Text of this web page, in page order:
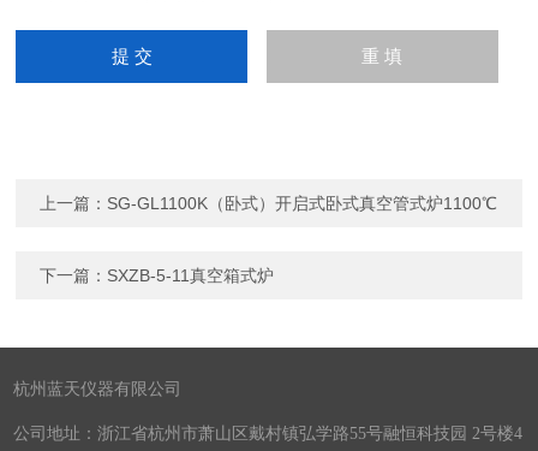
上一篇： SG-GL1100K（卧式）开启式卧式真空管式炉1100℃
下一篇： SXZB-5-11真空箱式炉
杭州蓝天仪器有限公司
公司地址：浙江省杭州市萧山区戴村镇弘学路55号融恒科技园 2号楼4